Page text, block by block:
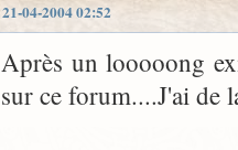
21-04-2004 02:52
Après un looooong
sur ce forum....J'ai de